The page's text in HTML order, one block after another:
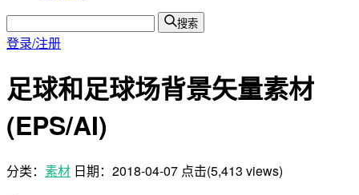
搜索
登录/注册
足球和足球场背景矢量素材
(EPS/AI)
分类： 素材 日期： 2018-04-07 点击(5,413 views)